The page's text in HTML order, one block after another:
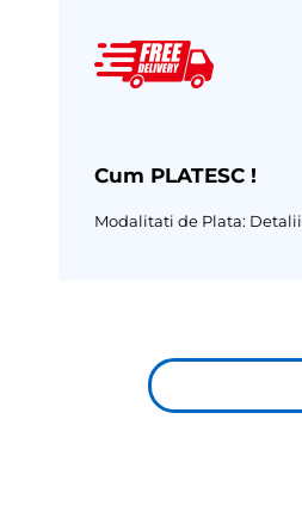
Cum PLATESC !
Modalitati de Plata: Detalii